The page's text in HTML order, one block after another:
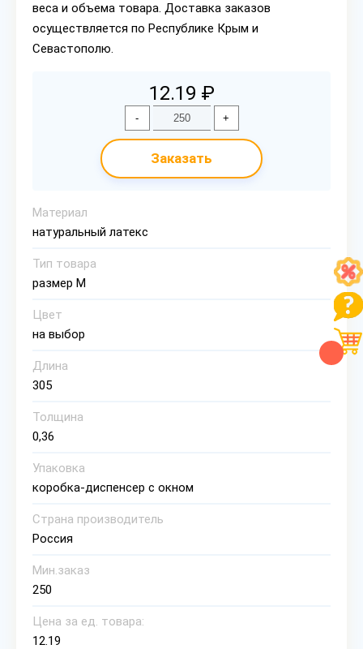
веса и объема товара. Доставка заказов
осуществляется по Республике Крым и
Севастополю.
12.19 ₽
- +
Заказать
Материал
натуральный латекс
Тип товара
размер М
Цвет
на выбор
Длина
305
Толщина
0,36
Упаковка
коробка-диспенсер с окном
Страна производитель
Россия
Мин.заказ
250
Цена за ед. товара:
12.19